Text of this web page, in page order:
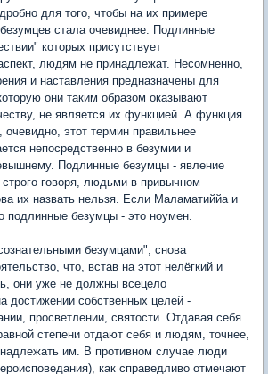
для того, чтобы на их примере
стала очевиднее. Подлинные
которых присутствует
людям не принадлежат. Несомненно,
и наставления предназначены для
они таким образом оказывают
не является их функцией. А функция
этот термин правильнее
непосредственно в безумии и
Подлинные безумцы - явление
говоря, людьми в привычном
их назвать нельзя. Если Маламатиййа и
подлинные безумцы - это ноумен.
безумцами", снова
что, встав на этот нелёгкий и
они уже не должны всецело
достижении собственных целей -
просветлении, святости. Отдавая себя
степени отдают себя и людям, точнее,
им. В противном случае люди
как справедливо отмечают